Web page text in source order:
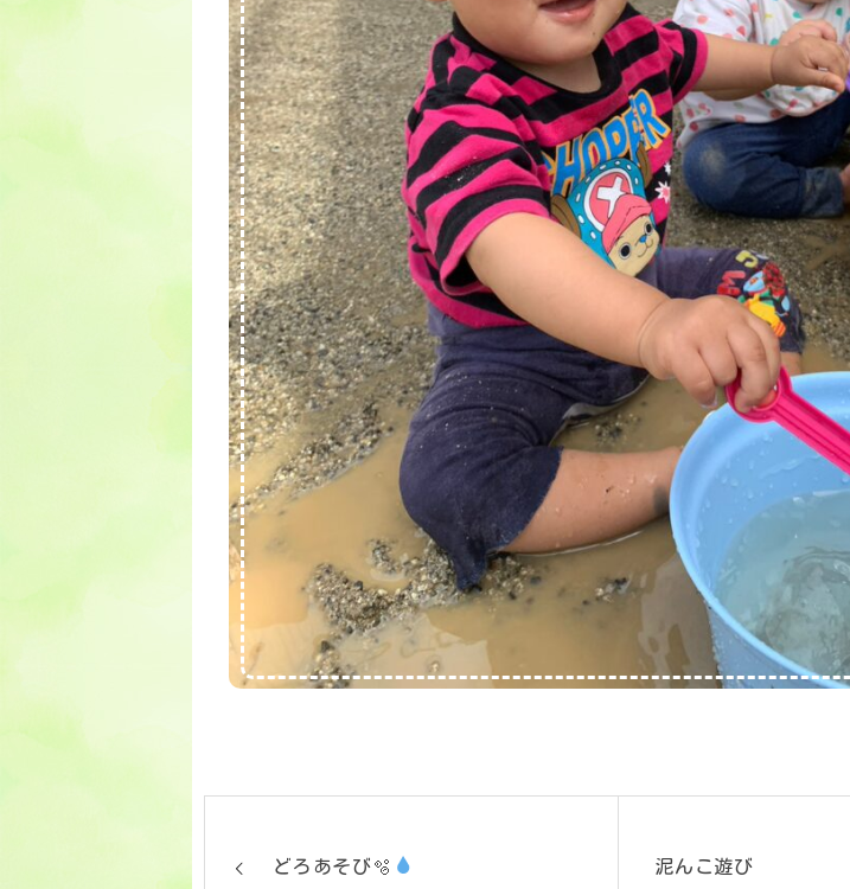
どろあそび🫧 泥んこ遊び